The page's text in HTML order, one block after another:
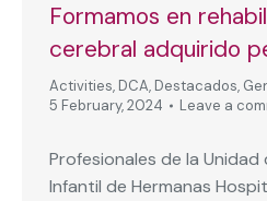
Formamos en
cerebral adquirido
Activities, DCA, Destacados,
5 February, 2024
Leave a
Profesionales de la Unidad
Infantil de Hermanas